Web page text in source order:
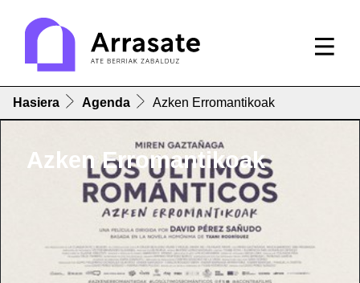
Hasiera Agenda Azken Erromantikoak
Azken Erromantikoak